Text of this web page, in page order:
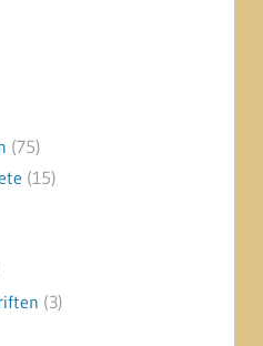
(75)
(15)
(3)